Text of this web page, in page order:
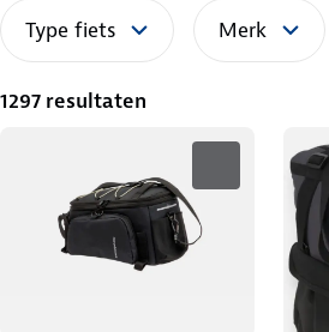
Type fiets Merk
1297 resultaten